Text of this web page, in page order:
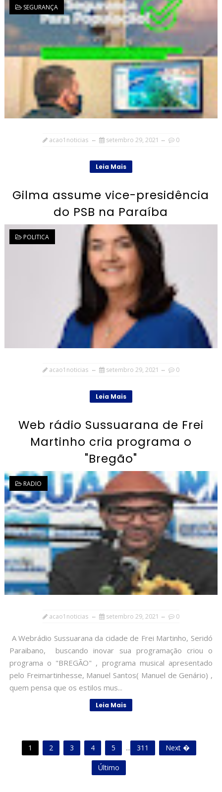
SEGURANÇA
acao1noticias setembro 29, 2021 0
Leia Mais
Gilma assume vice-presidência
do PSB na Paraíba
POLITICA
acao1noticias setembro 29, 2021 0
Leia Mais
Web rádio Sussuarana de Frei
Martinho cria programa o
"Bregão"
RADIO
acao1noticias setembro 29, 2021 0
A Webrádio Sussuarana da cidade de Frei Martinho, Seridó
Paraibano, buscando inovar sua programação criou o
programa o "BREGÃO" , programa musical apresentado
pelo Freimartinhesse, Manuel Santos( Manuel de Genário) ,
quem pensa que os estilos mus...
Leia Mais
1 2 3 4 5 ... 311 Next �
Último